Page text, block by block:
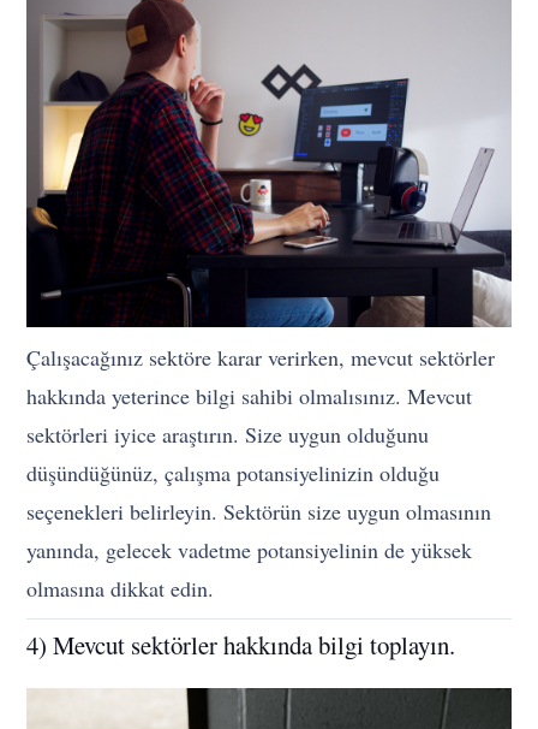
Çalışacağınız sektöre karar verirken, mevcut sektörler
hakkında yeterince bilgi sahibi olmalısınız. Mevcut
sektörleri iyice araştırın. Size uygun olduğunu
düşündüğünüz, çalışma potansiyelinizin olduğu
seçenekleri belirleyin. Sektörün size uygun olmasının
yanında, gelecek vadetme potansiyelinin de yüksek
olmasına dikkat edin.
4) Mevcut sektörler hakkında bilgi toplayın.